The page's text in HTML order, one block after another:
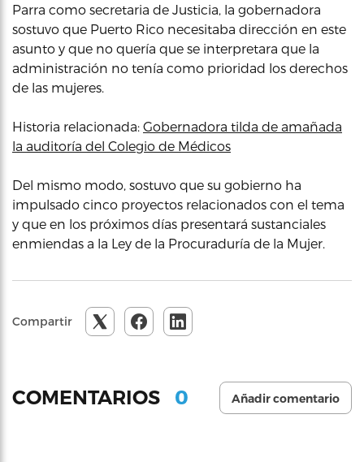
Parra como secretaria de Justicia, la gobernadora
sostuvo que Puerto Rico necesitaba dirección en este
asunto y que no quería que se interpretara que la
administración no tenía como prioridad los derechos
de las mujeres.
Historia relacionada: Gobernadora tilda de amañada
la auditoría del Colegio de Médicos
Del mismo modo, sostuvo que su gobierno ha
impulsado cinco proyectos relacionados con el tema
y que en los próximos días presentará sustanciales
enmiendas a la Ley de la Procuraduría de la Mujer.
Compartir
COMENTARIOS 0 Añadir comentario